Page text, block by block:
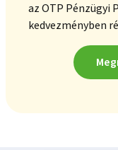
az OTP
kedvezményben